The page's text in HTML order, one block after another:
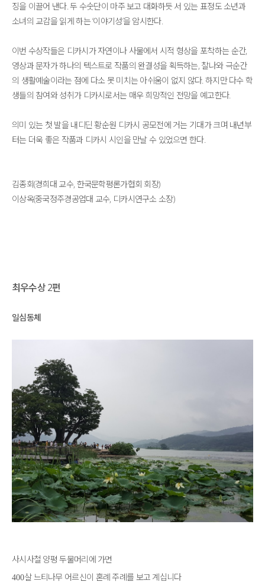
징을 이끌어 낸다. 두 수숫단이 마주 보고 대화하듯 서 있는 표정도 소년과
소녀의 교감을 읽게 하는 ‘이야기성’을 암시한다.
이번 수상작들은 디카시가 자연이나 사물에서 시적 형상을 포착하는 순간,
영상과 문자가 하나의 텍스트로 작품의 완결성을 획득하는, 찰나와 극순간
의 생활예술이라는 점에 다소 못 미치는 아쉬움이 없지 않다. 하지만 다수 학
생들의 참여와 성취가 디카시로서는 매우 희망적인 전망을 예고한다.
의미 있는 첫 발을 내디딘 황순원 디카시 공모전에 거는 기대가 크며 내년부
터는 더욱 좋은 작품과 디카시 시인을 만날 수 있었으면 한다.
김종회(경희대 교수, 한국문학평론가협회 회장)
이상옥(중국정주경공업대 교수, 디카시연구소 소장)
최우수상 2편
일심동체
사시사철 양평 두물머리에 가면
400살 느티나무 어르신이 혼례 주례를 보고 계십니다